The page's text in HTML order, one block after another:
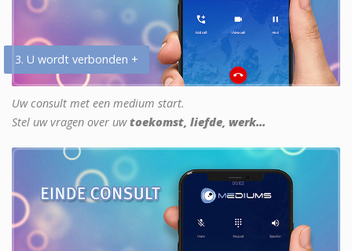
3. U wordt verbonden +
Uw consult met een medium start.
Stel uw vragen over uwtoekomst, liefde, werk...